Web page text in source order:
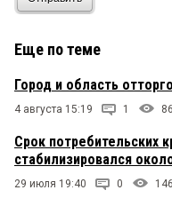
Еще по теме
Город и область
4 августа 15:19 1
Срок потребительских
стабилизировался
29 июля 19:40 0